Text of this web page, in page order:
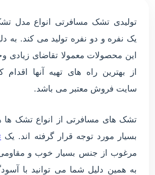
تولیدی تشک مسافرتی انواع مدل
یک نفره و دو نفره تولید می کند. به
این محصولات معمولا تقاضای زیادی
از بهترین راه های تهیه آنها
سایت فروش معتبر می باشد.
تشک های مسافرتی از انواع تشک ها
بسیار مورد توجه قرار گرفته اند. یک
مرغوب از جنس بسیار خوب و
به همین دلیل شما می توانید با